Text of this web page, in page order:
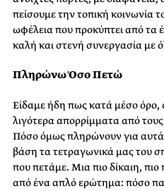
πείσουμε την τοπική κοινωνία
ωφέλεια που προκύπτει από τα
καλή και στενή συνεργασία με
Πληρώνω Όσο Πετώ
Είδαμε ήδη πως κατά μέσο όρο,
λιγότερα απορρίμματα από
Πόσο όμως πληρώνουν για
βάση τα τετραγωνικά μας του
που πετάμε. Μια πιο δίκαιη,
από ένα απλό ερώτημα: πόσο